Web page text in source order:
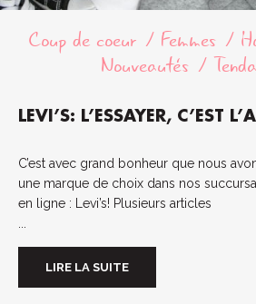
Coup de coeur Femmes
Nouveautés
LEVI’S: L’ESSAYER, C’EST
C’est avec grand bonheur que nous
une marque de choix dans nos
en ligne : Levi’s! Plusieurs articles
LIRE LA SUITE